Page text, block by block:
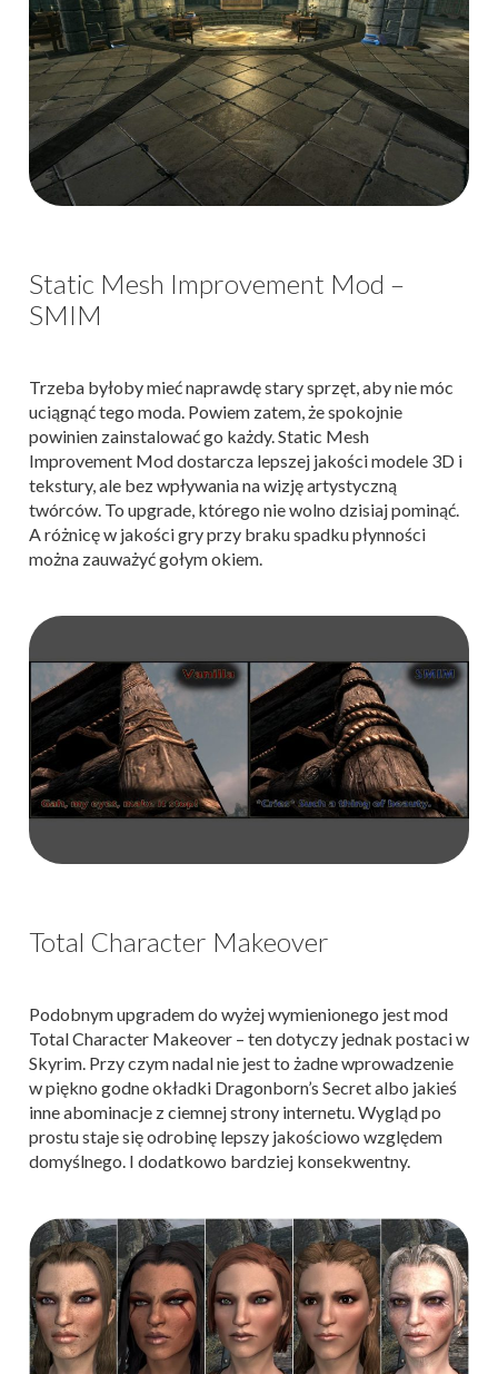
Static Mesh Improvement Mod –
SMIM
Trzeba byłoby mieć naprawdę stary sprzęt, aby nie móc
uciągnąć tego moda. Powiem zatem, że spokojnie
powinien zainstalować go każdy. Static Mesh
Improvement Mod dostarcza lepszej jakości modele 3D i
tekstury, ale bez wpływania na wizję artystyczną
twórców. To upgrade, którego nie wolno dzisiaj pominąć.
A różnicę w jakości gry przy braku spadku płynności
można zauważyć gołym okiem.
Total Character Makeover
Podobnym upgradem do wyżej wymienionego jest mod
Total Character Makeover – ten dotyczy jednak postaci w
Skyrim. Przy czym nadal nie jest to żadne wprowadzenie
w piękno godne okładki Dragonborn’s Secret albo jakieś
inne abominacje z ciemnej strony internetu. Wygląd po
prostu staje się odrobinę lepszy jakościowo względem
domyślnego. I dodatkowo bardziej konsekwentny.